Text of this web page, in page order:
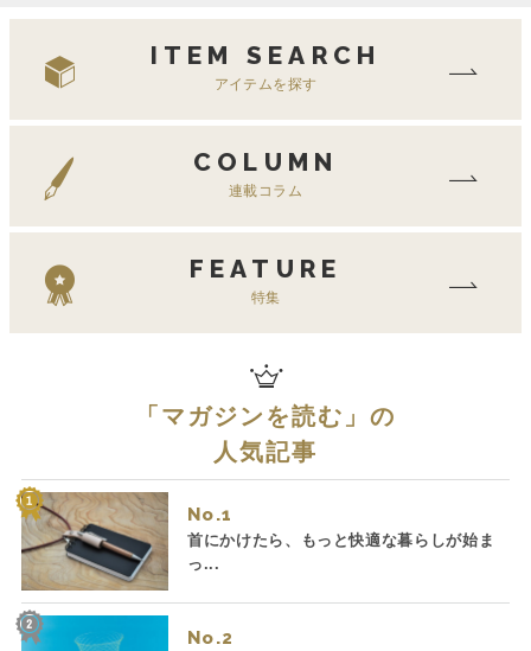
ITEM SEARCH
アイテムを探す
COLUMN
連載コラム
FEATURE
特集
「 マガジンを読む 」の
人気記事
No.
首にかけたら、もっと快適な暮らしが始ま
っ...
No.